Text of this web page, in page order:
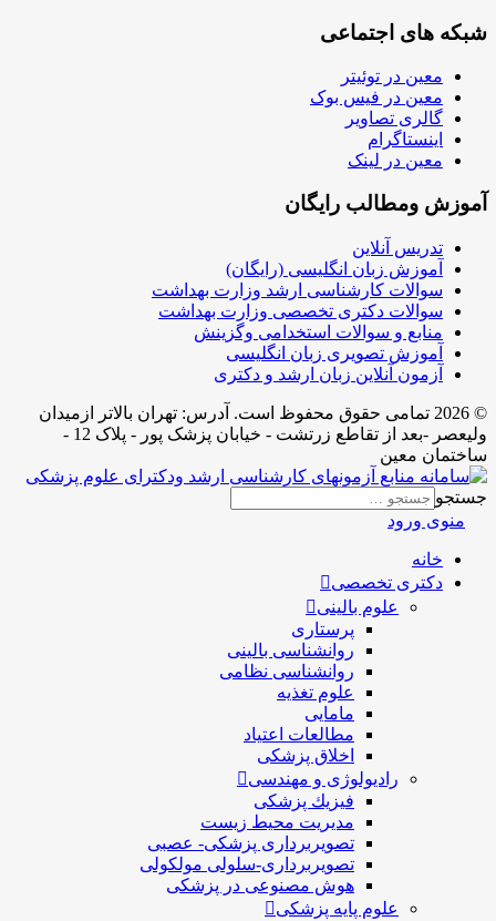
شبکه های اجتماعی
معین در توئیتر
معین در فیس بوک
گالری تصاویر
اینستاگرام
معین در لینک
آموزش ومطالب رایگان
تدریس آنلاین
آموزش زبان انگلیسی (رایگان)
سوالات کارشناسی ارشد وزارت بهداشت
سوالات دکتری تخصصی وزارت بهداشت
منابع و سوالات استخدامی وگزینش
آموزش تصویری زبان انگلیسی
آزمون آنلاین زبان ارشد و دکتری
© 2026 تمامی حقوق محفوظ است. آدرس:‌ تهران بالاتر ازمیدان
ولیعصر -بعد از تقاطع زرتشت - خیابان پزشک پور - پلاک 12 -
ساختمان معین
جستجو
منوی ورود
خانه
دکتری تخصصی
علوم بالینی
پرستاری
روانشناسی بالینی
روانشناسی نظامی
علوم تغذیه
مامایی
مطالعات اعتیاد
اخلاق پزشکی
رادیولوژی و مهندسی
فيزيك پزشکی
مدیریت محیط زیست
تصویربرداری پزشکی- عصبی
تصویربرداری-سلولی مولکولی
هوش مصنوعی در پزشکی
علوم پایه پزشکی